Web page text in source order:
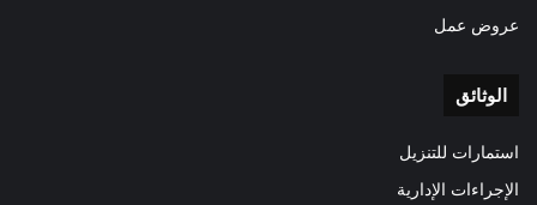
عروض عمل
الوثائق
استمارات للتنزيل
الإجراءات الإدارية